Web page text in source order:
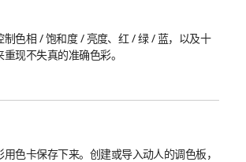
制色相 / 饱和度 / 亮度、红 / 绿 / 蓝，以及十
现不失真的准确色彩。
色卡保存下来。创建或导入动人的调色板，